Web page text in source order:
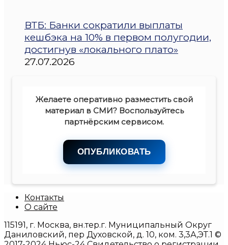
ВТБ: Банки сократили выплаты
кешбэка на 10% в первом полугодии,
достигнув «локального плато»
27.07.2026
Желаете оперативно разместить свой
материал в СМИ? Воспользуйтесь
партнёрским сервисом.
ОПУБЛИКОВАТЬ
Контакты
О сайте
115191, г. Москва, вн.тер.г. Муниципальный Округ
Даниловский, пер Духовской, д. 10, ком. 3,3А,ЭТ.1 ©